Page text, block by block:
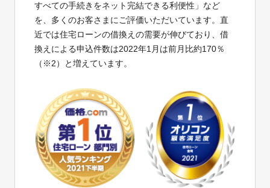
すべての手続きをネット完結できる利便性」など
を、多くのお客さまにご評価いただいています。直
近では住宅ローンの借換えの需要が伸びており、借
換えによる申込件数は2022年1月は前月比約170％
（※2）と増えています。